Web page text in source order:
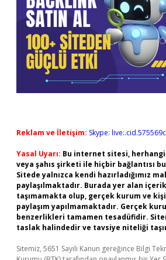
Reklam ve İletişim: Skype:
Yasal Uyarı: Bu internet sitesi,
veya şahıs şirketi ile hiçbir bağlantısı
Sitede yalnızca kendi hazırladığımız
paylaşılmaktadır. Burada yer alan
taşımamakta olup, gerçek kurum ve
paylaşım yapılmamaktadır. Gerçek
benzerlikleri tamamen tesadüfidir.
taslak halindedir ve tavsiye niteliği
Sitemiz, 5651 Sayılı Kanun gereğince Bilgi